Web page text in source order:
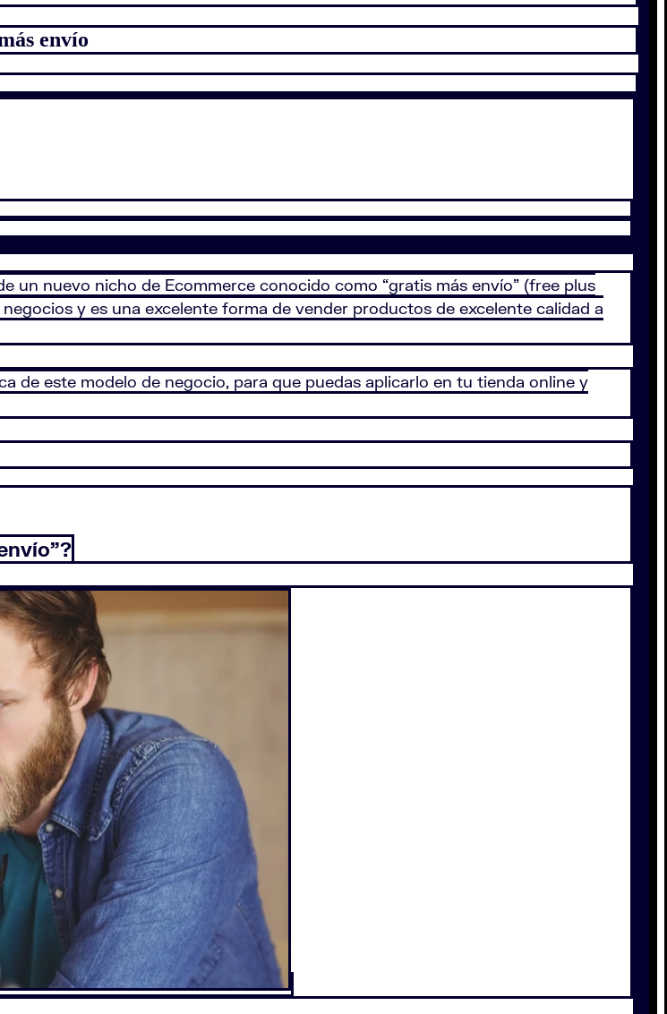
envío
un nuevo nicho de Ecommerce conocido como “gratis más envío” (free plus
y es una excelente forma de vender productos de excelente calidad a
de este modelo de negocio, para que puedas aplicarlo en tu tienda online y